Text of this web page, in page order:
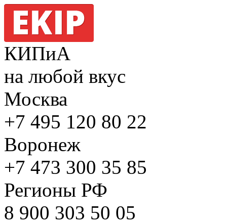
КИПиА
на любой вкус
Москва
+7 495 120 80 22
Воронеж
+7 473 300 35 85
Регионы РФ
8 900 303 50 05